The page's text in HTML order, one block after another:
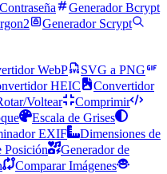
Generador Bcrypt
Generador Scrypt
WebP
SVG a PNG
HEIC
Convertidor
Voltear
Comprimir
Escala de Grises
EXIF
Dimensiones de
Posición
Generador de
Comparar Imágenes